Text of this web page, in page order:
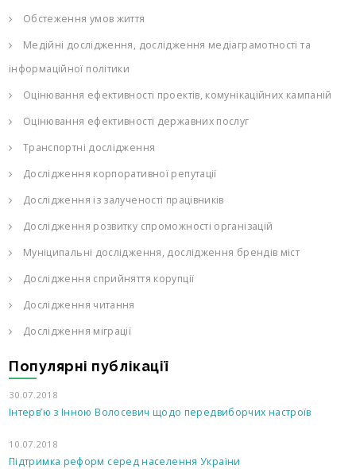
Обстеження умов життя
Медійні дослідження, дослідження медіаграмотності та
інформаційної політики
Оцінювання ефективності проектів, комунікаційних кампаній
Оцінювання ефективності державних послуг
Транспортні дослідження
Дослідження корпоративної репутації
Дослідження із залученості працівників
Дослідження розвитку спроможності організацій
Муніципальні дослідження, дослідження брендів міст
Дослідження сприйняття корупції
Дослідження читання
Дослідження міграції
Популярні публікації
30.07.2018
Інтерв’ю з Інною Волосевич щодо передвиборчих настроїв
10.07.2018
Підтримка реформ серед населення України